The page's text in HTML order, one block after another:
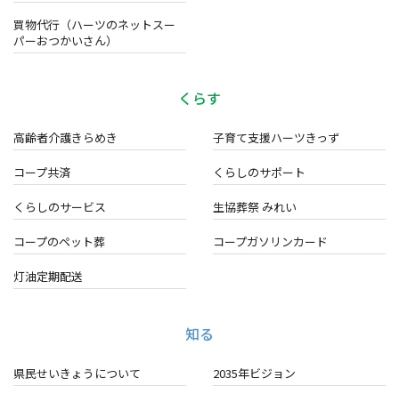
買物代行（ハーツのネットスー
パーおつかいさん）
くらす
高齢者介護きらめき 子育て支援ハーツきっず
コープ共済 くらしのサポート
くらしのサービス 生協葬祭 みれい
コープのペット葬 コープガソリンカード
灯油定期配送
知る
県民せいきょうについて 2035年ビジョン